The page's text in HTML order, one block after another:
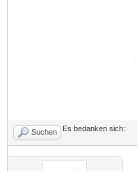
Suchen Es bedanken sich: